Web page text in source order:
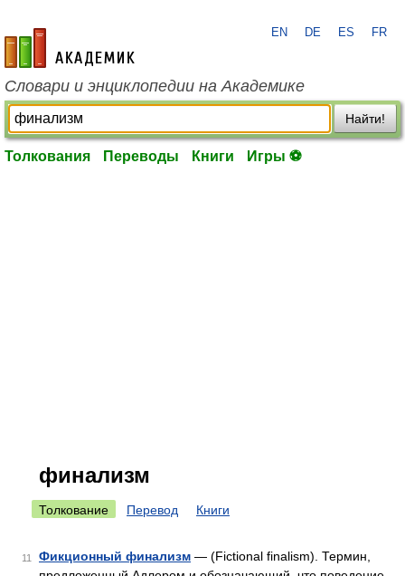
academic.ru
EN DE ES FR
Словари и энциклопедии на Академике
Найти!
Толкования Переводы Книги Игры ⚽
финализм
Толкование Перевод Книги
11 Фикционный финализм — (Fictional finalism). Термин,